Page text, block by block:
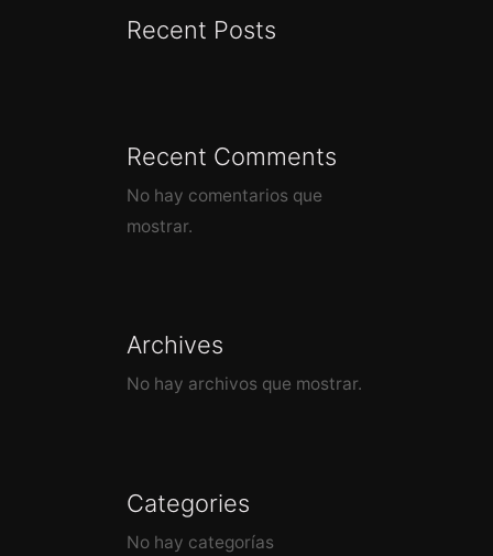
Recent Posts
Recent Comments
No hay comentarios que
mostrar.
Archives
No hay archivos que mostrar.
Categories
No hay categorías